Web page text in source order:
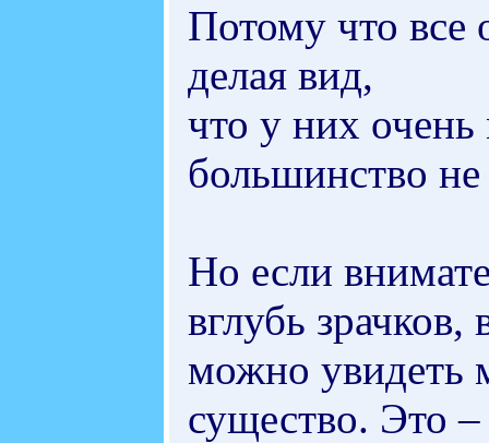
Потому что все
делая вид,
что у них
большинство не
Но если
вглубь зрачков,
можно увидеть
существо. Это –